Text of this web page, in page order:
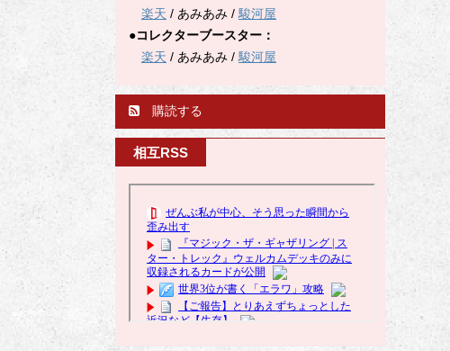
楽天 / あみあみ / 駿河屋
●コレクターブースター：
楽天 / あみあみ / 駿河屋
購読する
相互RSS